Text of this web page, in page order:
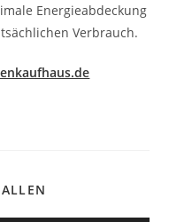
Energieabdeckung
Verbrauch.